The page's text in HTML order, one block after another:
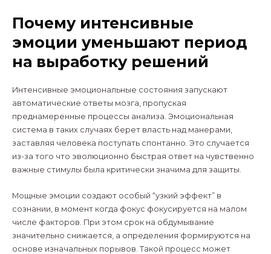
Почему интенсивные
эмоции уменьшают период
на выработку решений
Интенсивные эмоциональные состояния запускают
автоматические ответы мозга, пропуская
преднамеренные процессы анализа. Эмоциональная
система в таких случаях берет власть над манерами,
заставляя человека поступать спонтанно. Это случается
из-за того что эволюционно быстрая ответ на чувственно
важные стимулы была критически значима для защиты.
Мощные эмоции создают особый “узкий эффект” в
сознании, в момент когда фокус фокусируется на малом
числе факторов. При этом срок на обдумывание
значительно снижается, а определения формируются на
основе изначальных порывов. Такой процесс может